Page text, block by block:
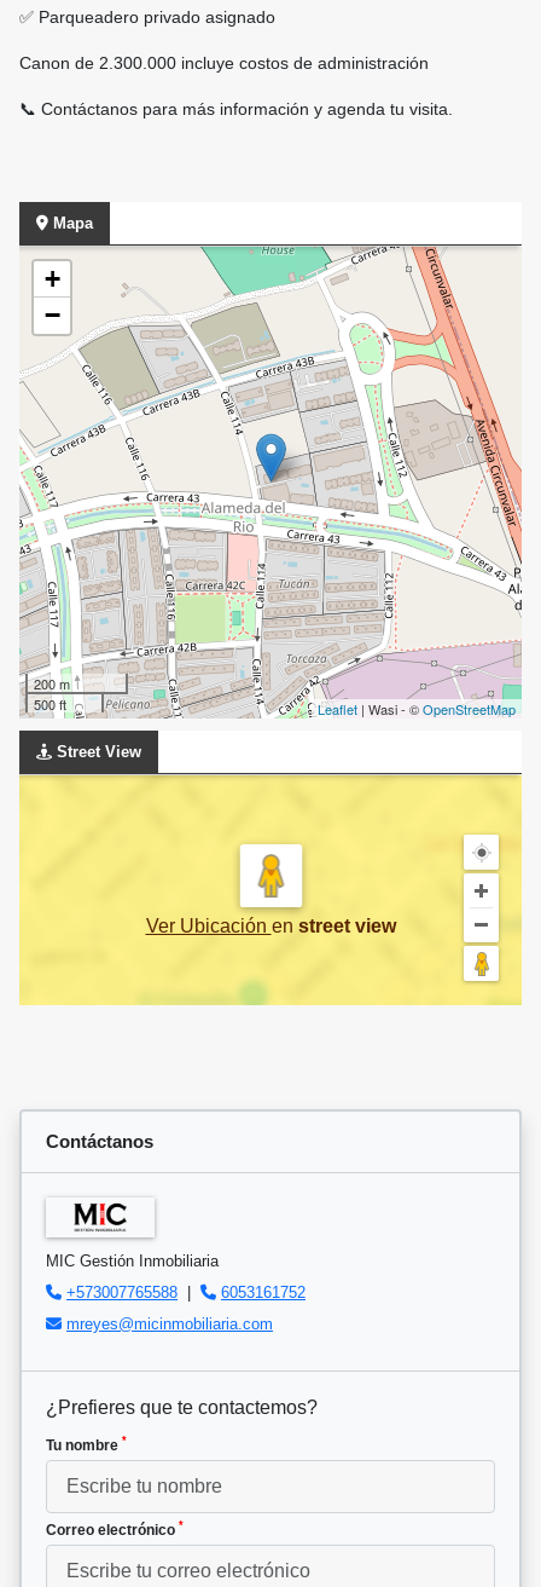
✅ Parqueadero privado asignado
Canon de 2.300.000 incluye costos de administración
📞 Contáctanos para más información y agenda tu visita.
Mapa
+
−
200 m
500 ft
Leaflet | Wasi - ©OpenStreetMap
Street View
Ver Ubicación en street view
Contáctanos
MIC Gestión Inmobiliaria
+573007765588 |
6053161752
mreyes@micinmobiliaria.com
¿Prefieres que te contactemos?
Tu nombre *
Correo electrónico *